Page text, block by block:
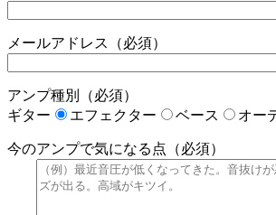
メールアドレス（必須）
アンプ種別（必須）
ギター
エフェクター ベース オー
今のアンプで気になる点（必須）